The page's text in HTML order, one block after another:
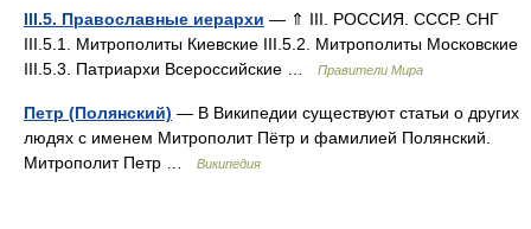
III.5. Православные иерархи — ⇑ III. РОССИЯ. СССР. СНГ
III.5.1. Митрополиты Киевские III.5.2. Митрополиты Московские
III.5.3. Патриархи Всероссийские …
Правители Мира
Петр (Полянский) — В Википедии существуют статьи о других
людях с именем Митрополит Пётр и фамилией Полянский.
Митрополит Петр …
Википедия